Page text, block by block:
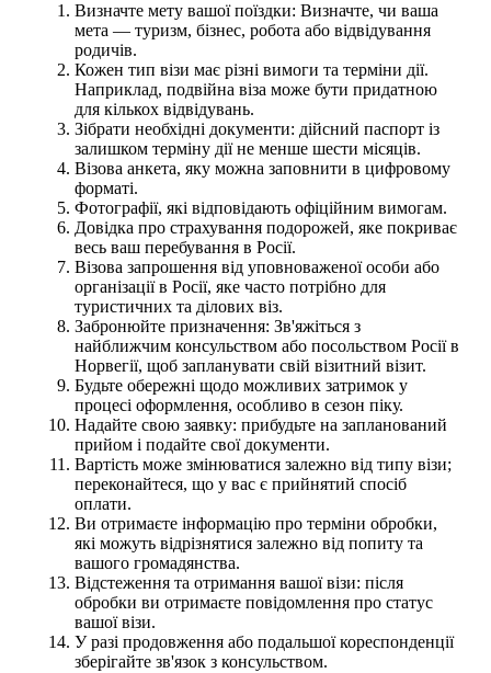
Визначте мету вашої поїздки: Визначте, чи ваша
мета — туризм, бізнес, робота або відвідування
родичів.
Кожен тип візи має різні вимоги та терміни дії.
Наприклад, подвійна віза може бути придатною
для кількох відвідувань.
Зібрати необхідні документи: дійсний паспорт із
залишком терміну дії не менше шести місяців.
Візова анкета, яку можна заповнити в цифровому
форматі.
Фотографії, які відповідають офіційним вимогам.
Довідка про страхування подорожей, яке покриває
весь ваш перебування в Росії.
Візова запрошення від уповноваженої особи або
організації в Росії, яке часто потрібно для
туристичних та ділових віз.
Забронюйте призначення: Зв'яжіться з
найближчим консульством або посольством Росії в
Норвегії, щоб запланувати свій візитний візит.
Будьте обережні щодо можливих затримок у
процесі оформлення, особливо в сезон піку.
Надайте свою заявку: прибудьте на запланований
прийом і подайте свої документи.
Вартість може змінюватися залежно від типу візи;
переконайтеся, що у вас є прийнятий спосіб
оплати.
Ви отримаєте інформацію про терміни обробки,
які можуть відрізнятися залежно від попиту та
вашого громадянства.
Відстеження та отримання вашої візи: після
обробки ви отримаєте повідомлення про статус
вашої візи.
У разі продовження або подальшої кореспонденції
зберігайте зв'язок з консульством.